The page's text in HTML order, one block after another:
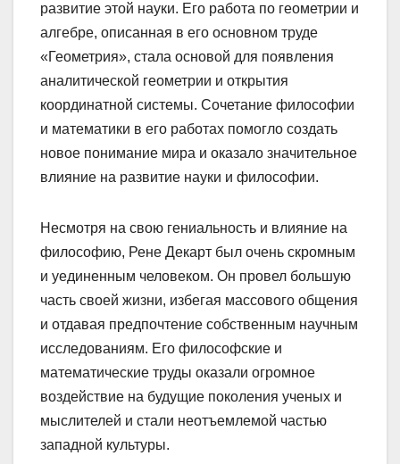
развитие этой науки. Его работа по геометрии и
алгебре, описанная в его основном труде
«Геометрия», стала основой для появления
аналитической геометрии и открытия
координатной системы. Сочетание философии
и математики в его работах помогло создать
новое понимание мира и оказало значительное
влияние на развитие науки и философии.
Несмотря на свою гениальность и влияние на
философию, Рене Декарт был очень скромным
и уединенным человеком. Он провел большую
часть своей жизни, избегая массового общения
и отдавая предпочтение собственным научным
исследованиям. Его философские и
математические труды оказали огромное
воздействие на будущие поколения ученых и
мыслителей и стали неотъемлемой частью
западной культуры.